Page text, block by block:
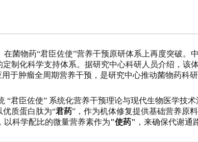
菌物药“君臣佐使”营养干预原研体系上再度突破。
制化科学支持体系。据研究中心科研人员介绍，
于肿瘤全周期营养干预，是研究中心推动菌物药科
“君臣佐使” 系统化营养干预理论与现代生物医学技
质蛋白肽为“君药”，作为机体修复提供基础营养原
以科学配比的微量营养素作为"使药" ，来确保代谢通